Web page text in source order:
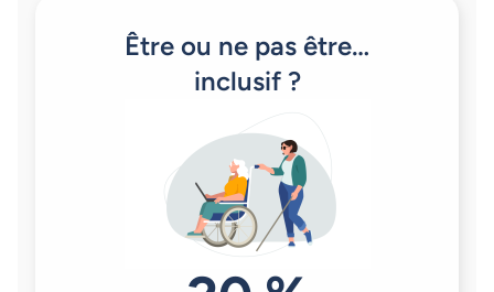
Être ou ne pas être…
inclusif ?